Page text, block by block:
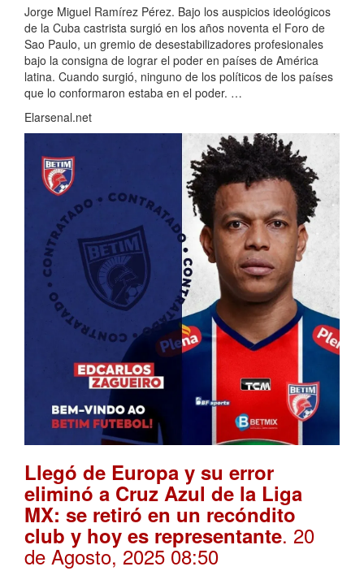
Jorge Miguel Ramírez Pérez. Bajo los auspicios ideológicos
de la Cuba castrista surgió en los años noventa el Foro de
Sao Paulo, un gremio de desestabilizadores profesionales
bajo la consigna de lograr el poder en países de América
latina. Cuando surgió, ninguno de los políticos de los países
que lo conformaron estaba en el poder. …
Elarsenal.net
Llegó de Europa y su error
eliminó a Cruz Azul de la Liga
MX: se retiró en un recóndito
club y hoy es representante. 20
de Agosto, 2025 08:50